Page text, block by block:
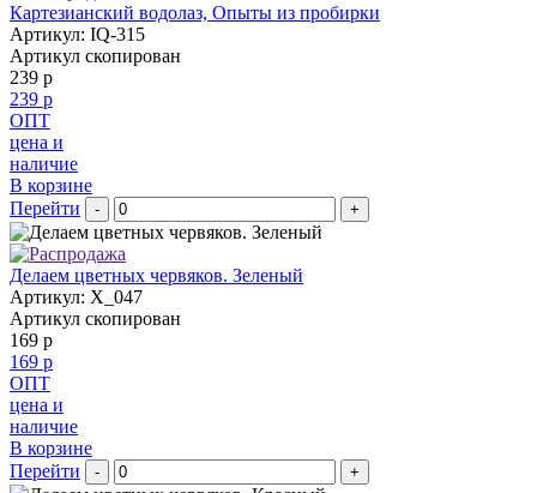
Картезианский водолаз, Опыты из пробирки
Артикул: IQ-315
Артикул скопирован
239 р
239 р
ОПТ
цена и
наличие
В корзине
Перейти
- +
Делаем цветных червяков. Зеленый
Артикул: X_047
Артикул скопирован
169 р
169 р
ОПТ
цена и
наличие
В корзине
Перейти
- +